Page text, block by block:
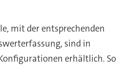
mit der entsprechenden
sind in
erhältlich. So